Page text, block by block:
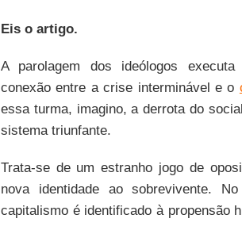
Eis o artigo.
A parolagem dos ideólogos
conexão entre a crise interminável e o
essa turma, imagino, a derrota do
sistema triunfante.
Trata-se de um estranho jogo de
nova identidade ao sobrevivente.
capitalismo é identificado à propensão